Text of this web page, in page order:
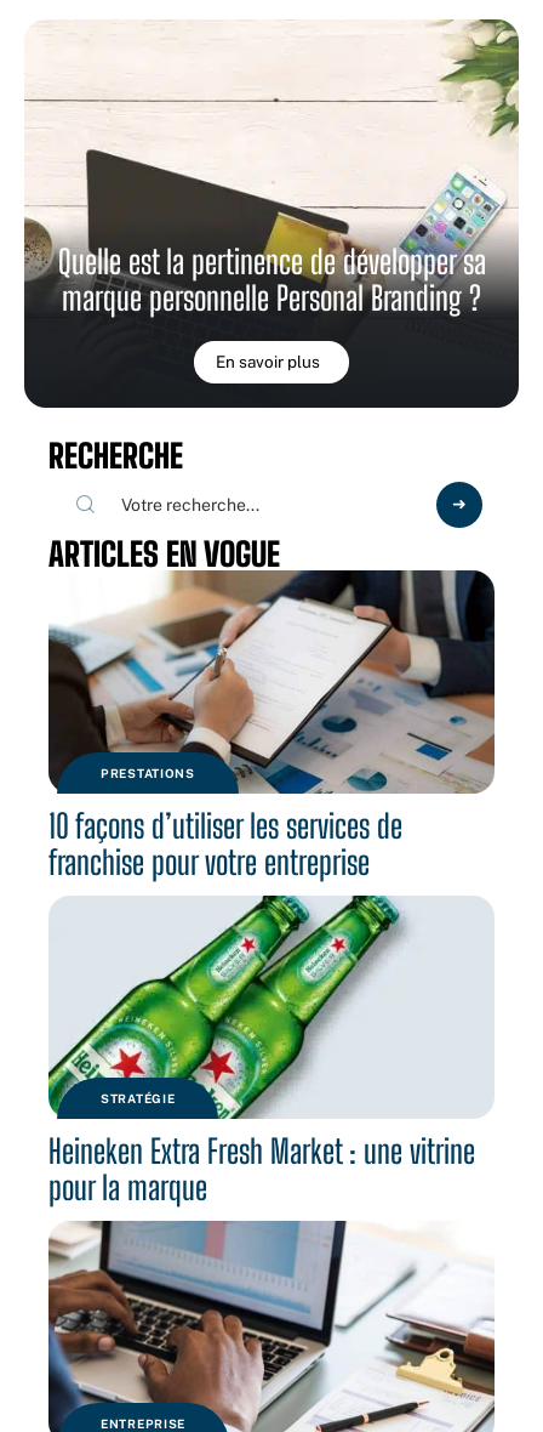
Quelle est la pertinence de développer sa
marque personnelle Personal Branding ?
En savoir plus
RECHERCHE
ARTICLES EN VOGUE
PRESTATIONS
10 façons d’utiliser les services de
franchise pour votre entreprise
STRATÉGIE
Heineken Extra Fresh Market : une vitrine
pour la marque
ENTREPRISE